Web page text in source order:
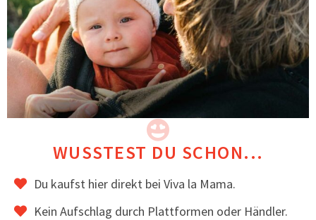
rechten Manteltasche
MATERIAL & VERARBEITUNG
3-lagiger Softshell, innen mit Fleece gefüttert
Winddicht, wasserabweisend & atmungsaktiv
Sorgfältige Verarbeitung & robuste Nähte
Langlebig, alltagstaugliche Qualität
Hochwertig verarbeitet und handgenäht in der EU.
BEWERTUNGEN
WUSSTEST DU SCHON...
Du kaufst hier direkt bei Viva la Mama.
Kein Aufschlag durch Plattformen oder Händler.